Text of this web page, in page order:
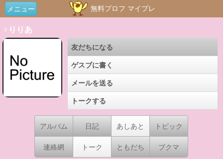
メニュー 無料プロフ マイプレ
♀りりあ
友だちになる
ゲスブに書く
メールを送る
トークする
アルバム 日記 あしあと トピック
連絡網 トーク ともだち ブクマ